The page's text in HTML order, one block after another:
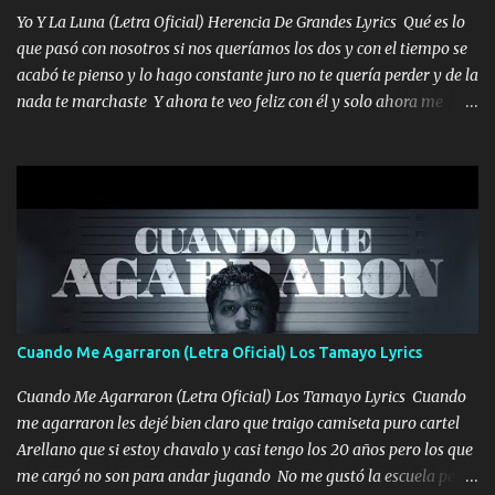
seguiré esperando hasta volvernos a vernos El recuerdo que yo
tengo de mi mente no se va, en mi corazón me llevo lo mismo que
tu papá, a veces me pongo triste porque no puedo mirarte, mas se
que tu me escuchas porque tu eres mi gran ángel, El desespero me
Yo Y La Luna (Letra Oficial) Herencia De Grandes Lyrics Qué es lo
que pasó con nosotros si nos queríamos los dos y con el tiempo se
acabó te pienso y lo hago constante juro no te quería perder y de la
nada te marchaste Y ahora te veo feliz con él y solo ahora me
pero eso ya no va a pasar me perderé en la soledad Porque me
mirabas bonito si yo no fui el final feliz el final fue triste pa mí Y
duele no tenerte aquí sabiendo que moría por ti yo y la luna
cantamos y por ti nos embriagamos Quién sabe qué será de mí si
contigo fui muy feliz a lo mejor no lloró pero muy en el fondo te
adoro
Cuando Me Agarraron (Letra Oficial) Los Tamayo Lyrics
Cuando Me Agarraron (Letra Oficial) Los Tamayo Lyrics Cuando
me agarraron les dejé bien claro que traigo camiseta puro cartel
Arellano que si estoy chavalo y casi tengo los 20 años pero los que
me cargó no son para andar jugando No me gustó la escuela pero